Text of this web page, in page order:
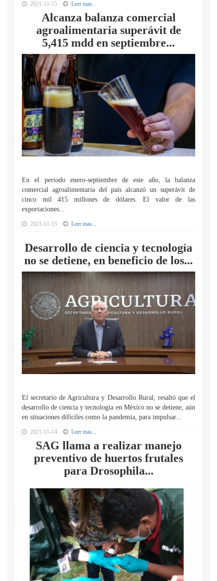
2021-11-15 Leer mas...
Alcanza balanza comercial
agroalimentaria superávit de
5,415 mdd en septiembre...
En el periodo enero-septiembre de este año, la balanza
comercial agroalimentaria del país alcanzó un superávit de
cinco mil 415 millones de dólares. El valor de las
exportaciones...
2021-11-15 Leer mas...
Desarrollo de ciencia y tecnología
no se detiene, en beneficio de los...
El secretario de Agricultura y Desarrollo Rural, resaltó que el
desarrollo de ciencia y tecnología en México no se detiene, aún
en situaciones difíciles como la pandemia, para impulsar...
2021-11-14 Leer mas...
SAG llama a realizar manejo
preventivo de huertos frutales
para Drosophila...